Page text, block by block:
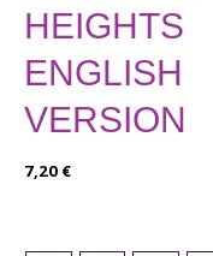
HEIGHTS
ENGLISH
VERSION
7,20 €